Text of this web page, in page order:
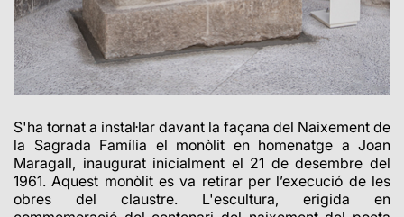
S'ha tornat a instal·lar davant la façana del Naixement de
la Sagrada Família el monòlit en homenatge a Joan
Maragall, inaugurat inicialment el 21 de desembre del
1961. Aquest monòlit es va retirar per l’execució de les
obres del claustre. L'escultura, erigida en